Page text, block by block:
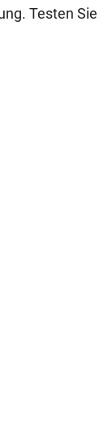
Testen Sie